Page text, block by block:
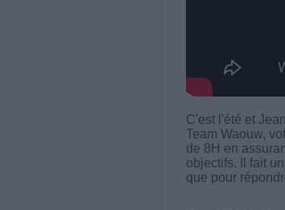
C'est l'été et
Team Waouw,
de 8H en
objectifs. Il fait
que pour